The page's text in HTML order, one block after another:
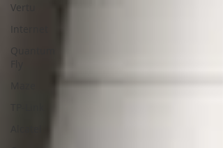
Vertu
Internet
Quantum